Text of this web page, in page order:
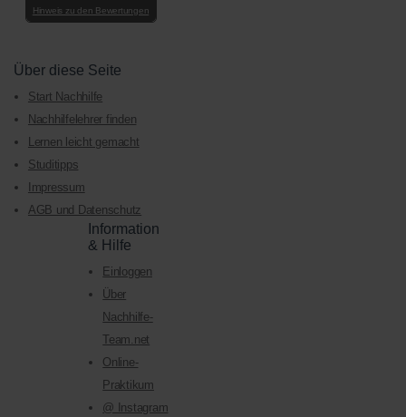
Hinweis zu den Bewertungen
Über diese Seite
Start Nachhilfe
Nachhilfelehrer finden
Lernen leicht gemacht
Studitipps
Impressum
AGB und Datenschutz
Information
& Hilfe
Einloggen
Über
Nachhilfe-
Team.net
Online-
Praktikum
@ Instagram